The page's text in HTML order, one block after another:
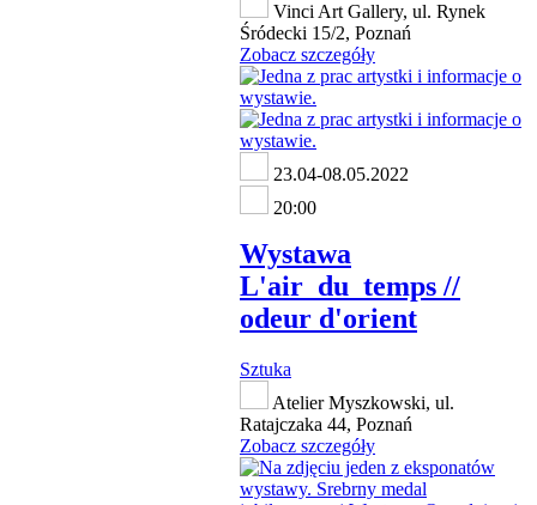
Vinci Art Gallery, ul. Rynek
Śródecki 15/2, Poznań
Zobacz szczegóły
23.04-08.05.2022
20:00
Wystawa
L'air_du_temps //
odeur d'orient
Sztuka
Atelier Myszkowski, ul.
Ratajczaka 44, Poznań
Zobacz szczegóły